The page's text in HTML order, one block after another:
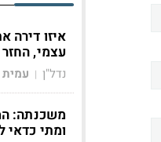
איזו דירה
עצמי,
נדל"ן | עמית
משכנתה:
ומתי כדאי